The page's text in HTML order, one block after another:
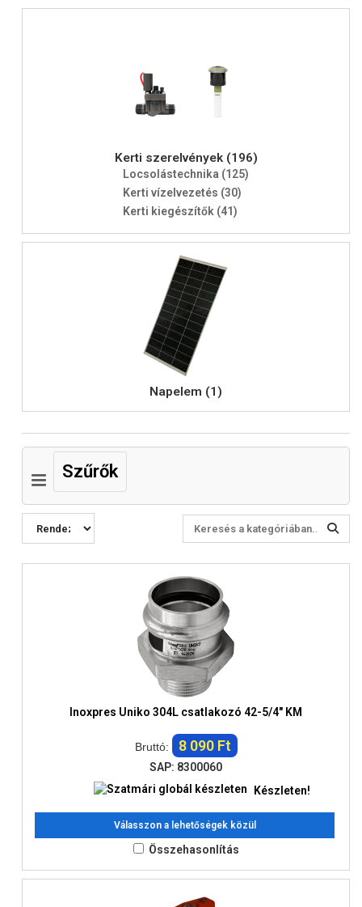
Kerti szerelvények (196)
Locsolástechnika (125)
Kerti vízelvezetés (30)
Kerti kiegészítők (41)
Napelem (1)
Szűrők
Inoxpres Uniko 304L csatlakozó 42-5/4" KM
Bruttó: 8 090 Ft
SAP: 8300060
Készleten!
Válasszon a lehetőségek közül
Összehasonlítás